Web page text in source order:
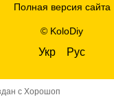
Полная версия сайта
© KoloDiy
Укр Рус
с Хорошоп